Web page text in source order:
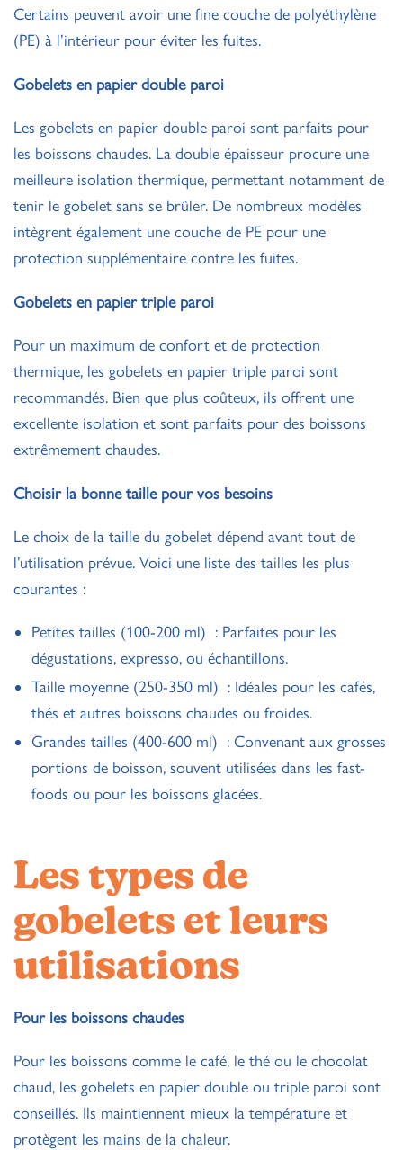
Certains peuvent avoir une fine couche de polyéthylène
(PE) à l’intérieur pour éviter les fuites.
Gobelets en papier double paroi
Les gobelets en papier double paroi sont parfaits pour
les boissons chaudes. La double épaisseur procure une
meilleure isolation thermique, permettant notamment de
tenir le gobelet sans se brûler. De nombreux modèles
intègrent également une couche de PE pour une
protection supplémentaire contre les fuites.
Gobelets en papier triple paroi
Pour un maximum de confort et de protection
thermique, les gobelets en papier triple paroi sont
recommandés. Bien que plus coûteux, ils offrent une
excellente isolation et sont parfaits pour des boissons
extrêmement chaudes.
Choisir la bonne taille pour vos besoins
Le choix de la taille du gobelet dépend avant tout de
l’utilisation prévue. Voici une liste des tailles les plus
courantes :
Petites tailles (100-200 ml) : Parfaites pour les
dégustations, expresso, ou échantillons.
Taille moyenne (250-350 ml) : Idéales pour les cafés,
thés et autres boissons chaudes ou froides.
Grandes tailles (400-600 ml) : Convenant aux grosses
portions de boisson, souvent utilisées dans les fast-
foods ou pour les boissons glacées.
Les types de
gobelets et leurs
utilisations
Pour les boissons chaudes
Pour les boissons comme le café, le thé ou le chocolat
chaud, les gobelets en papier double ou triple paroi sont
conseillés. Ils maintiennent mieux la température et
protègent les mains de la chaleur.